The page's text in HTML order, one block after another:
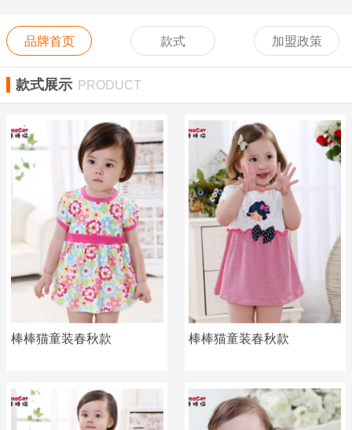
品牌首页 款式 加盟政策
款式展示 PRODUCT
棒棒猫童装春秋款 棒棒猫童装春秋款